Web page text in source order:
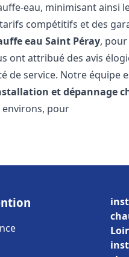
eau, minimisant ainsi
compétitifs et des
eau Saint Péray,
ont attribué des avis
de service. Notre équipe
et dépannage
environs, pour